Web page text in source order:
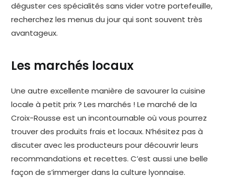
déguster ces spécialités sans vider votre portefeuille,
recherchez les menus du jour qui sont souvent très
avantageux.
Les marchés locaux
Une autre excellente manière de savourer la cuisine
locale à petit prix ? Les marchés ! Le marché de la
Croix-Rousse est un incontournable où vous pourrez
trouver des produits frais et locaux. N’hésitez pas à
discuter avec les producteurs pour découvrir leurs
recommandations et recettes. C’est aussi une belle
façon de s’immerger dans la culture lyonnaise.